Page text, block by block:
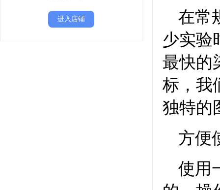
进入店铺